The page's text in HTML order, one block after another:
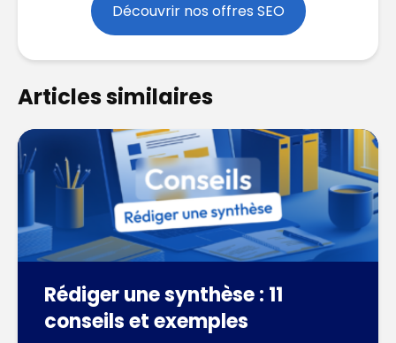
Découvrir nos offres SEO
Articles similaires
Rédiger une synthèse : 11
conseils et exemples